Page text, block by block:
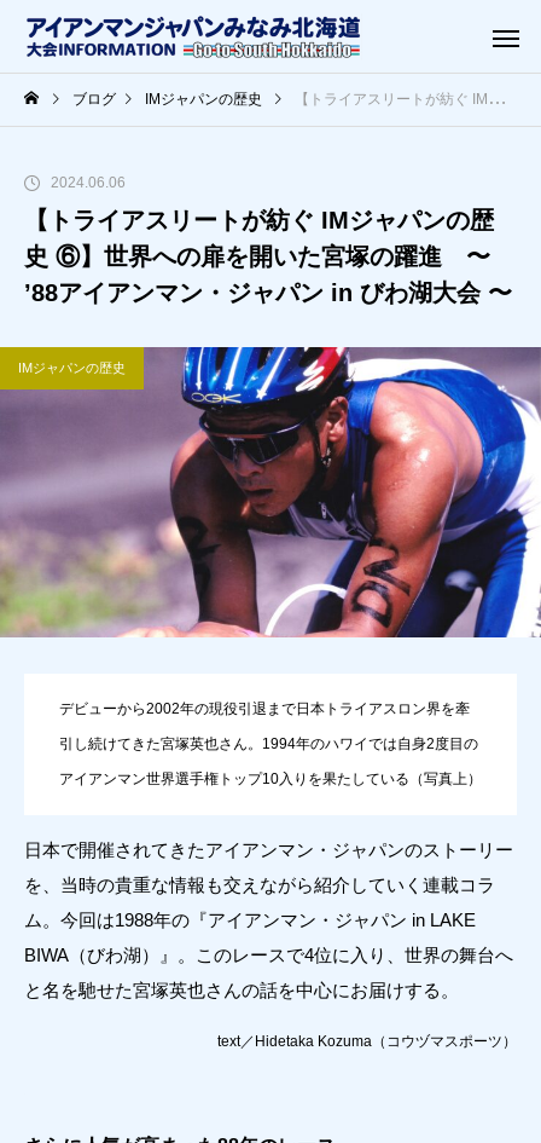
ブログ IMジャパンの歴史 【トライアスリートが紡ぐ IMジャパンの歴史 ⑥】世界への扉を開いた宮塚の躍進 〜 ’88アイアンマン・ジャパン in びわ湖大会 〜
2024.06.06
【トライアスリートが紡ぐ IMジャパンの歴
史 ⑥】世界への扉を開いた宮塚の躍進 〜
’88アイアンマン・ジャパン in びわ湖大会 〜
IMジャパンの歴史
デビューから2002年の現役引退まで日本トライアスロン界を牽
引し続けてきた宮塚英也さん。1994年のハワイでは自身2度目の
アイアンマン世界選手権トップ10入りを果たしている（写真上）
日本で開催されてきたアイアンマン・ジャパンのストーリー
を、当時の貴重な情報も交えながら紹介していく連載コラ
ム。今回は1988年の『アイアンマン・ジャパン in LAKE
BIWA（びわ湖）』。このレースで4位に入り、世界の舞台へ
と名を馳せた宮塚英也さんの話を中心にお届けする。
text／Hidetaka Kozuma（コウヅマスポーツ）